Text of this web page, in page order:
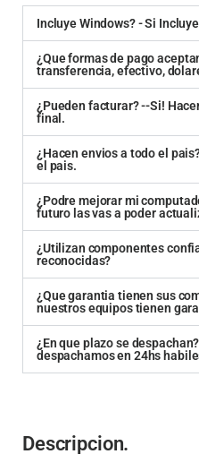
Incluye Windows? - Si
¿Que formas de pago
transferencia, efectivo,
¿Pueden facturar? --Si!
final.
¿Hacen envios a todo el
el pais.
¿Podre mejorar mi
futuro las vas a poder
¿Utilizan componentes
reconocidas?
¿Que garantia tienen sus
nuestros equipos tienen
¿En que plazo se
despachamos en 24hs
Descripcion.